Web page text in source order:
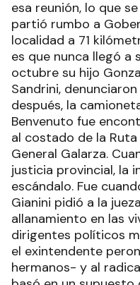
esa reunión, lo que
partió rumbo a
localidad a 71
es que nunca llegó a
octubre su hijo
Sandrini,
después, la
Benvenuto fue
al costado de la
General Galarza.
justicia provincial, la
escándalo. Fue
Gianini pidió a la
allanamiento en las
dirigentes políticos
el exintendente
hermanos- y al